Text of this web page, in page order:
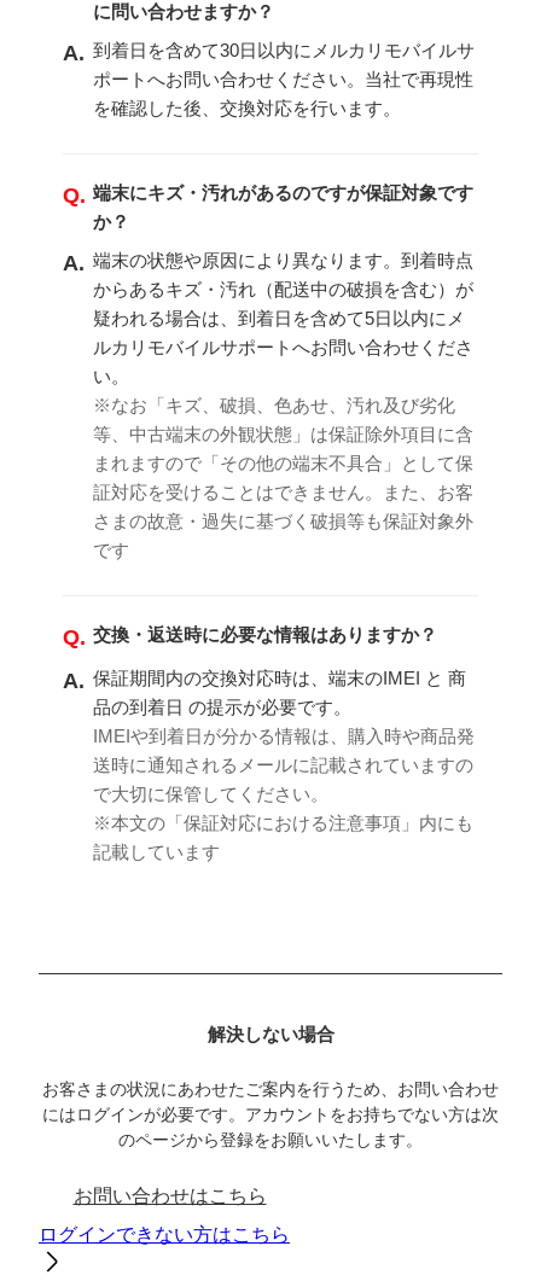
に問い合わせますか？
A. 到着日を含めて30日以内にメルカリモバイルサ
ポートへお問い合わせください。当社で再現性
を確認した後、交換対応を行います。
Q. 端末にキズ・汚れがあるのですが保証対象です
か？
A. 端末の状態や原因により異なります。到着時点
からあるキズ・汚れ（配送中の破損を含む）が
疑われる場合は、到着日を含めて5日以内にメ
ルカリモバイルサポートへお問い合わせくださ
い。
※なお「キズ、破損、色あせ、汚れ及び劣化
等、中古端末の外観状態」は保証除外項目に含
まれますので「その他の端末不具合」として保
証対応を受けることはできません。また、お客
さまの故意・過失に基づく破損等も保証対象外
です
Q. 交換・返送時に必要な情報はありますか？
A. 保証期間内の交換対応時は、端末のIMEI と 商
品の到着日 の提示が必要です。
IMEIや到着日が分かる情報は、購入時や商品発
送時に通知されるメールに記載されていますの
で大切に保管してください。
※本文の「保証対応における注意事項」内にも
記載しています
解決しない場合
お客さまの状況にあわせたご案内を行うため、お問い合わせ
にはログインが必要です。アカウントをお持ちでない方は次
のページから登録をお願いいたします。
お問い合わせはこちら
ログインできない方はこちら